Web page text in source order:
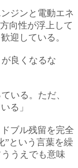
ジンと電動エネ
向性が浮上して
迎している。
良くなるな
いる。ただ、
る」
ブル残留を完全
”という言葉を繰
うえでも意味